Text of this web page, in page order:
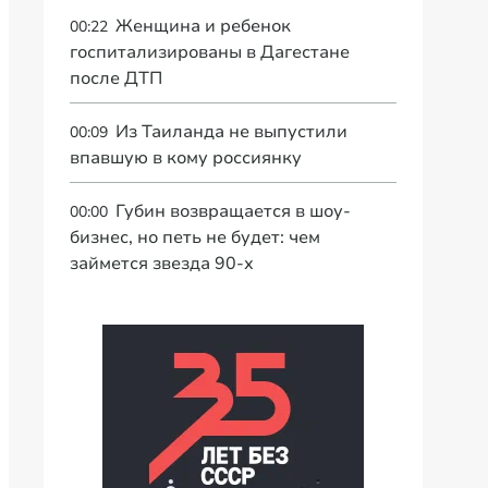
00:22 Женщина и ребенок
госпитализированы в Дагестане
после ДТП
00:09 Из Таиланда не выпустили
впавшую в кому россиянку
00:00 Губин возвращается в шоу-
бизнес, но петь не будет: чем
займется звезда 90-х